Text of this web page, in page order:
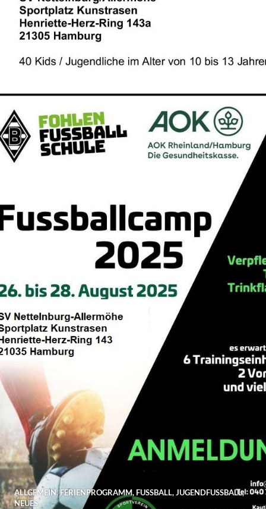
ALLGEMEIN,FERIENPROGRAMM, FUSSBALL ,JUGENDFUSSBALL ,
NEUES